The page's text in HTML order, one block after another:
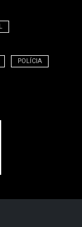
POLÍCIA